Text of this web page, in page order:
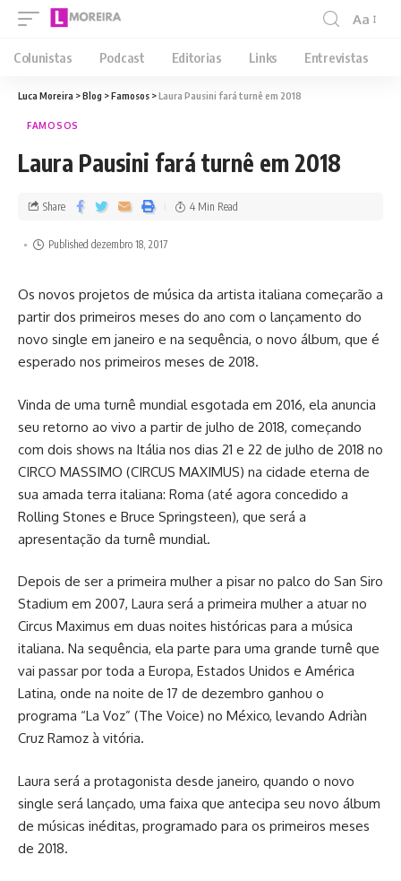
Aa
Colunistas Podcast Editorias Links Entrevistas
Luca Moreira >Blog >Famosos >Laura Pausini fará turnê em 2018
FAMOSOS
Laura Pausini fará turnê em 2018
Published dezembro 18, 2017
Share 4 Min Read
Os novos projetos de música da artista italiana começarão a
partir dos primeiros meses do ano com o lançamento do
novo single em janeiro e na sequência, o novo álbum, que é
esperado nos primeiros meses de 2018.
Vinda de uma turnê mundial esgotada em 2016, ela anuncia
seu retorno ao vivo a partir de julho de 2018, começando
com dois shows na Itália nos dias 21 e 22 de julho de 2018 no
CIRCO MASSIMO (CIRCUS MAXIMUS) na cidade eterna de
sua amada terra italiana: Roma (até agora concedido a
Rolling Stones e Bruce Springsteen), que será a
apresentação da turnê mundial.
Depois de ser a primeira mulher a pisar no palco do San Siro
Stadium em 2007, Laura será a primeira mulher a atuar no
Circus Maximus em duas noites históricas para a música
italiana. Na sequência, ela parte para uma grande turnê que
vai passar por toda a Europa, Estados Unidos e América
Latina, onde na noite de 17 de dezembro ganhou o
programa “La Voz” (The Voice) no México, levando Adriàn
Cruz Ramoz à vitória.
Laura será a protagonista desde janeiro, quando o novo
single será lançado, uma faixa que antecipa seu novo álbum
de músicas inéditas, programado para os primeiros meses
de 2018.